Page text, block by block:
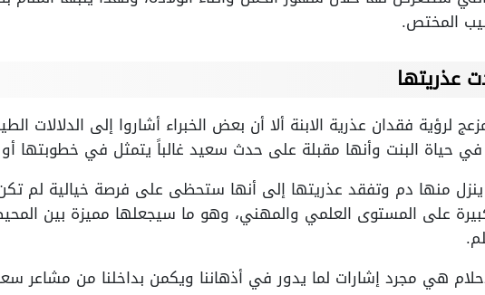
المختص.
عذريتها
لرؤية فقدان عذرية الابنة ألا أن بعض الخبراء أشاروا إلى الدلالات
حياة البنت وأنها مقبلة على حدث سعيد غالباً يتمثل في خطوبتها
ينزل منها دم وتفقد عذريتها إلى أنها ستحظى على فرصة خيالية لم
كبيرة على المستوى العلمي والمهني، وهو ما سيجعلها مميزة بين
هي مجرد إشارات لما يدور في أذهاننا ويكمن بداخلنا من مشاعر